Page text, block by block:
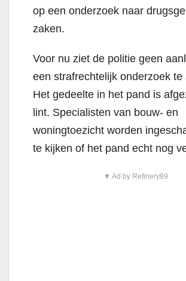
op een onderzoek naar
zaken.
Voor nu ziet de politie geen
een strafrechtelijk onderzoek te
Het gedeelte in het pand is
lint. Specialisten van bouw- en
woningtoezicht worden
te kijken of het pand echt nog
▼ Ad by Refinery89